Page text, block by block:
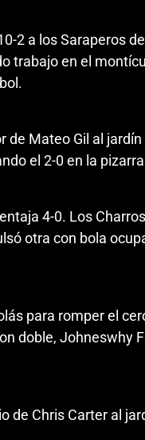
2 a los Saraperos
trabajo en el
Mateo Gil al
el 2-0 en la
4-0. Los
otra con bola
para romper el
doble, Johneswhy
de Chris Carter al